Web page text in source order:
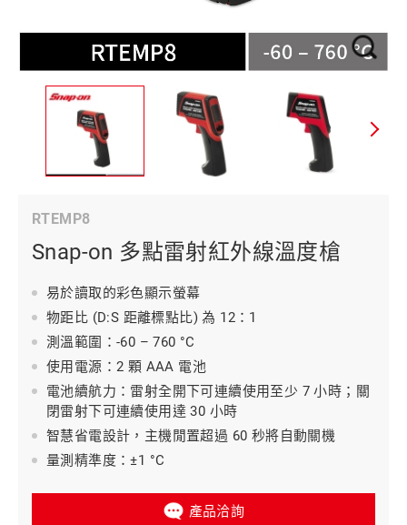
RTEMP8
Snap-on 多點雷射紅外線溫度槍
易於讀取的彩色顯示螢幕
物距比 (D:S 距離標點比) 為 12：1
測溫範圍：-60 – 760 °C
使用電源：2 顆 AAA 電池
電池續航力：雷射全開下可連續使用至少 7 小時；關
閉雷射下可連續使用達 30 小時
智慧省電設計，主機閒置超過 60 秒將自動關機
量測精準度：±1 °C
產品洽詢